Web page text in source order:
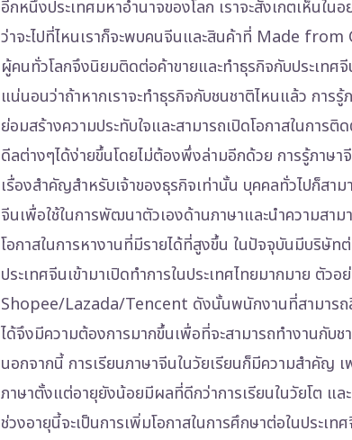
อีกหนึ่งประเทศมหาอำนาจของโลก เราจะสังเกตเห็นในอ
ว่าจะไปที่ไหนเราก็จะพบคนจีนและสินค้าที่ Made
ผู้คนทั่วโลกจึงนิยมติดต่อค้าขายและทำธุรกิจกับประเทศ
แน่นอนว่าถ้าหากเราจะทำธุรกิจกับชนชาติไหนแล้ว การรู้
ย่อมสร้างความประทับใจและสามารถเปิดโอกาสในการ
ดีลต่างๆได้ง่ายขึ้นโดยไม่ต้องพึ่งล่ามอีกด้วย การรู้ภาษา
เรื่องสำคัญสำหรับเจ้าของธุรกิจเท่านั้น บุคคลทั่วไปก็สาม
จีนเพื่อใช้ในการพัฒนาตัวเองด้านภาษาและนำความสา
โอกาสในการหางานที่มีรายได้ที่สูงขึ้น ในปัจจุบันมีบริษัทต่
ประเทศจีนเข้ามาเปิดทำการในประเทศไทยมากมาย ตัวอ
Shopee/Lazada/Tencent ดังนั้นพนักงานที่สามารถ
ได้จึงมีความต้องการมากขึ้นเพื่อที่จะสามารถทำงานกับช
นอกจากนี้ การเรียนภาษาจีนในวัยเรียนก็มีความสำคัญ เ
ภาษาตั้งแต่อายุยังน้อยมีผลที่ดีกว่าการเรียนในวัยโต แล
ช่วงอายุนี้จะเป็นการเพิ่มโอกาสในการศึกษาต่อในประเท